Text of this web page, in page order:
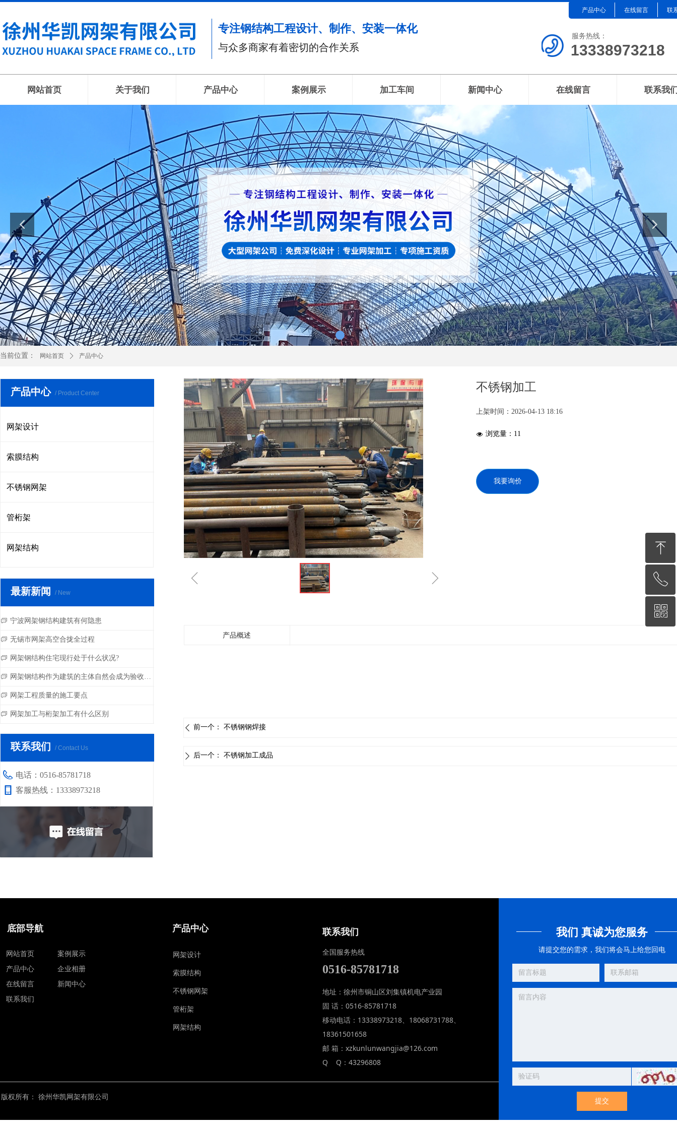
专注钢结构工程设计、制作、安装一体化
与众多商家有着密切的合作关系
产品中心 在线留言 联
服务热线：
13338973218
网站首页 关于我们 产品中心 案例展示 加工车间 新闻中心 在线留言 联系我
网站首页 ꄲ 产品中心
当前位置：
产品中心 / Product Center
网架设计
索膜结构
不锈钢网架
管桁架
网架结构
最新新闻 / New
ꀃ 宁波网架钢结构建筑有何隐患
ꀃ 无锡市网架高空合拢全过程
ꀃ 网架钢结构住宅现行处于什么状况?
ꀃ 网架钢结构作为建筑的主体自然会成为验收的重点
ꀃ 网架工程质量的施工要点
ꀃ 网架加工与桁架加工有什么区别
联系我们 / Contact Us
电话： 0516-85781718
客服热线： 13338973218
ꁆ ꁇ
不锈钢加工
넶 浏览量： 11
上架时间： 2026-04-13 18:16
我要询价
产品概述
ꄴ 前一个： 不锈钢钢焊接
ꄲ 后一个： 不锈钢加工成品
我们 真诚为您服务
请提交您的需求，我们将会马上给您回电
提交
底部导航
网站首页
产品中心
在线留言
联系我们
案例展示
企业相册
新闻中心
产品中心
网架设计
索膜结构
不锈钢网架
管桁架
网架结构
联系我们
全国服务热线
0516-85781718
地址：徐州市铜山区刘集镇机电产业园
固 话：0516-85781718
移动电话：13338973218、18068731788、
18361501658
邮 箱：xzkunlunwangjia@126.com
Q Q：43296808
版权所有： 徐州华凯网架有限公司
ꁸ
回到顶部
ꂅ
13338973218
ꀥ